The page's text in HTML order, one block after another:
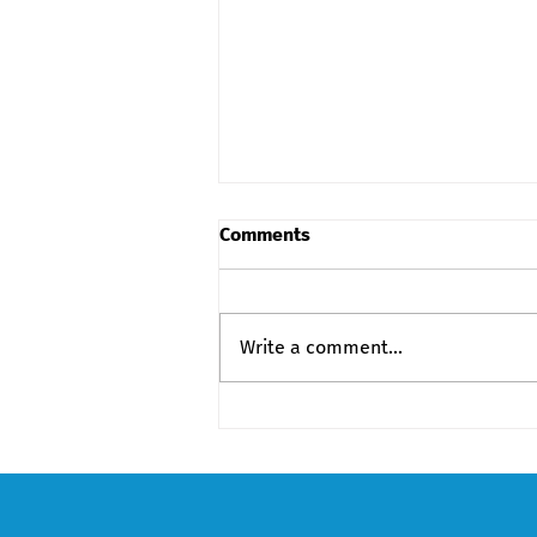
Comments
Write a comment...